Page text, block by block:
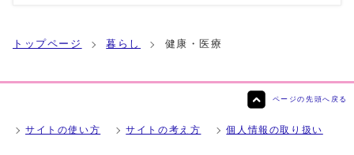
トップページ 暮らし 健康・医療
ページの先頭へ戻る
サイトの使い方 サイトの考え方 個人情報の取り扱い